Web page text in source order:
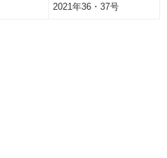
2021年36・37号